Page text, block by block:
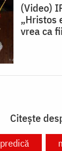
(Video)
„Hristos
vrea ca
Citește
predică